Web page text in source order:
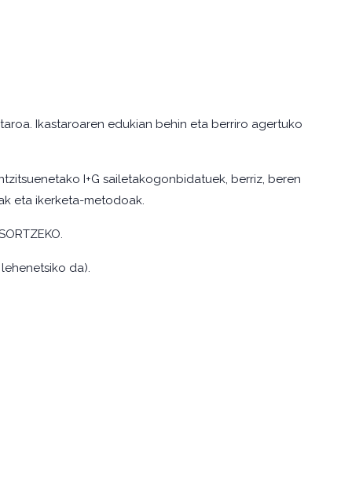
Ikastaroaren edukian behin eta berriro agertuko
I+G sailetakogonbidatuek, berriz, beren
eta ikerketa-metodoak.
da).